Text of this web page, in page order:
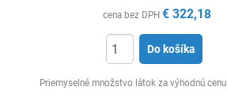
cena bez DPH € 322,18
Do košíka
Priemyselné množstvo látok za výhodnú cenu